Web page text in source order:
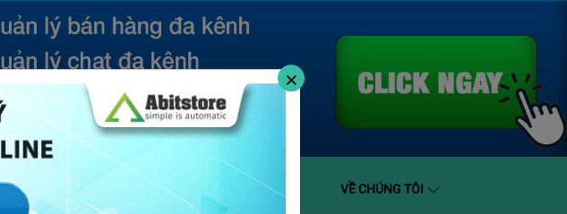
(CURRENT) BÁO GIÁ HỖ TRỢ VỀ CHÚNG TÔI
×